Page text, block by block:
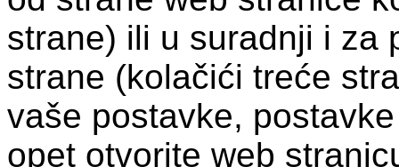
strane) ili u suradnji i za
strane (kolačići treće
vaše postavke,
opet otvorite web